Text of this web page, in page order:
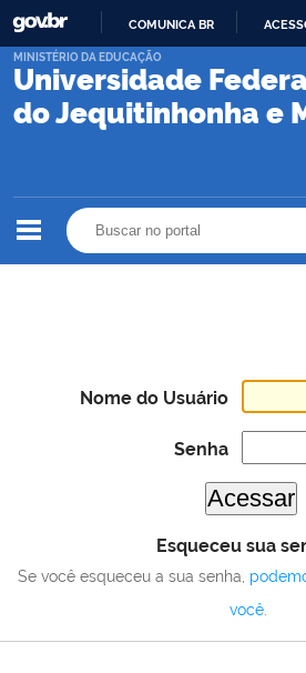
PARA
COMUNICA BR
Universidade
do Jequitinhonha e
MINISTÉRIO DA EDUCAÇÃO
Nome do Usuário
Senha
Esqueceu sua
Se você esqueceu a sua senha,
você